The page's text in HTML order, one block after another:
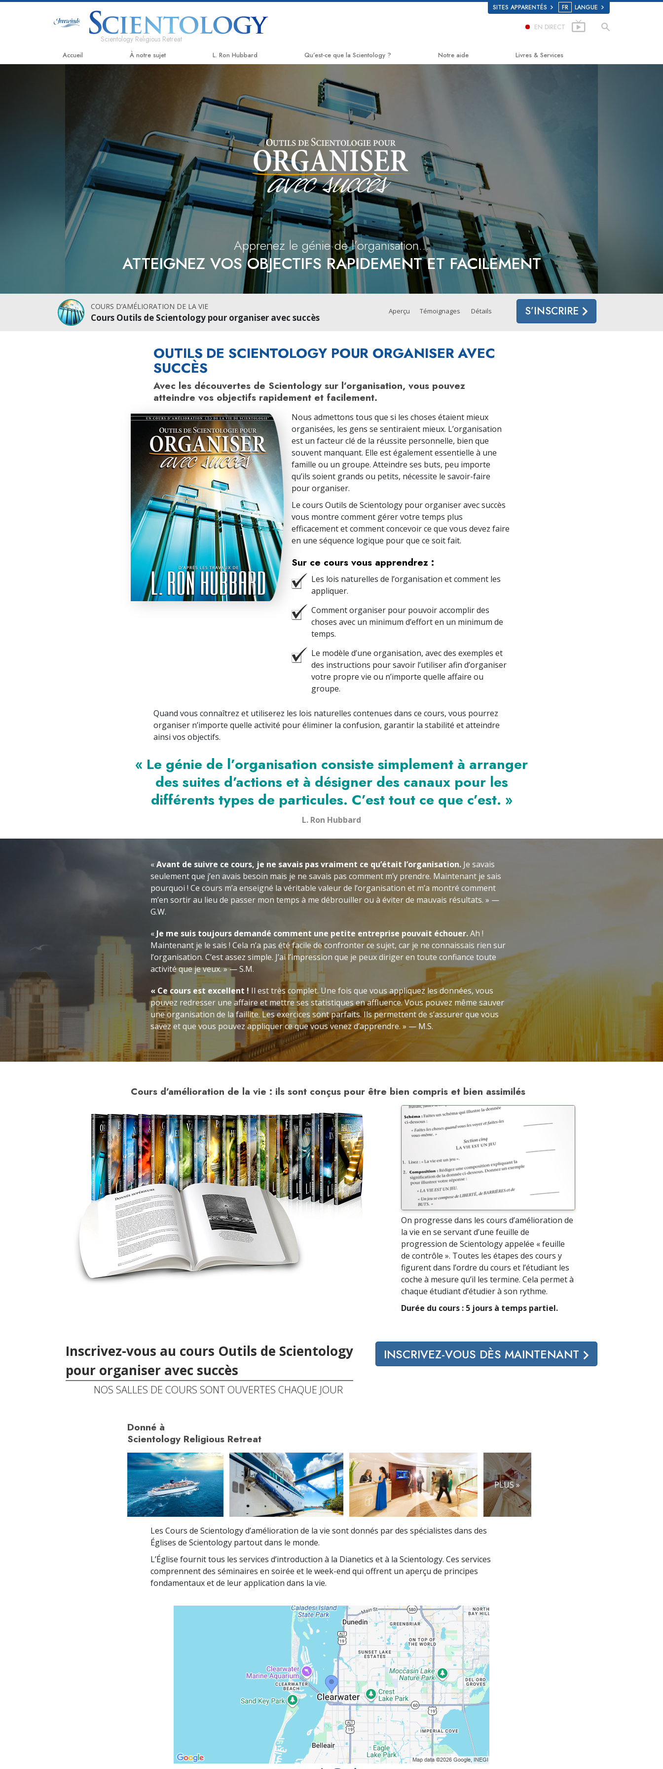
SITES APPARENTÉS FR LANGUE
Scientology Religious Retreat
EN DIRECT
Accueil À notre sujet L. Ron Hubbard Qu’est-ce que la Scientology ?
Croyances et pratiques
Credos et Codes de Scientologie
Les scientologues et la Scientologie
Rencontrez un scientologue
À l’intérieur d’une église
Les principes de base de la
Scientologie
La Dianétique : Une introduction
Amour et haine –
Qu’est-ce que la grandeur ?
Notre aide
La vérité sur la drogue
Tous unis pour les droits de l’Homme
La Commission des Citoyens pour les
Droits de l’Homme
Les ministres volontaires de Scientology
Livres & Services
Services pour débutants
Apprenez le génie de l’organisation...
ATTEIGNEZ VOS OBJECTIFS RAPIDEMENT ET FACILEMENT
COURS D’AMÉLIORATION DE LA VIE
Cours Outils de Scientology pour organiser avec succès
Aperçu Témoignages Détails S’INSCRIRE
OUTILS DE SCIENTOLOGY POUR ORGANISER AVEC
SUCCÈS
Avec les découvertes de Scientology sur l’organisation, vous pouvez
atteindre vos objectifs rapidement et facilement.
Nous admettons tous que si les choses étaient mieux
organisées, les gens se sentiraient mieux. L’organisation
est un facteur clé de la réussite personnelle, bien que
souvent manquant. Elle est également essentielle à une
famille ou un groupe. Atteindre ses buts, peu importe
qu’ils soient grands ou petits, nécessite le savoir-faire
pour organiser.
Le cours Outils de Scientology pour organiser avec succès
vous montre comment gérer votre temps plus
efficacement et comment concevoir ce que vous devez faire
en une séquence logique pour que ce soit fait.
Sur ce cours vous apprendrez :
Les lois naturelles de l’organisation et comment les
appliquer.
Comment organiser pour pouvoir accomplir des
choses avec un minimum d’effort en un minimum de
temps.
Le modèle d’une organisation, avec des exemples et
des instructions pour savoir l’utiliser afin d’organiser
votre propre vie ou n’importe quelle affaire ou
groupe.
Quand vous connaîtrez et utiliserez les lois naturelles contenues dans ce cours, vous pourrez
organiser n’importe quelle activité pour éliminer la confusion, garantir la stabilité et atteindre
ainsi vos objectifs.
« Le génie de l’organisation consiste simplement à arranger
des suites d’actions et à désigner des canaux pour les
différents types de particules. C’est tout ce que c’est. »
L. Ron Hubbard
«Avant de suivre ce cours, je ne savais pas vraiment ce qu’était l’organisation. Je savais
seulement que j’en avais besoin mais je ne savais pas comment m’y prendre. Maintenant je sais
pourquoi ! Ce cours m’a enseigné la véritable valeur de l’organisation et m’a montré comment
m’en sortir au lieu de passer mon temps à me débrouiller ou à éviter de mauvais résultats. » —
G.W.
« Je me suis toujours demandé comment une petite entreprise pouvait échouer.Ah !
Maintenant je le sais ! Cela n’a pas été facile de confronter ce sujet, car je ne connaissais rien sur
l’organisation. C’est assez simple. J’ai l’impression que je peux diriger en toute confiance toute
activité que je veux. » — S.M.
« Ce cours est excellent ! Il est très complet. Une fois que vous appliquez les données, vous
pouvez redresser une affaire et mettre ses statistiques en affluence. Vous pouvez même sauver
une organisation de la faillite. Les exercices sont parfaits. Ils permettent de s’assurer que vous
savez et que vous pouvez appliquer ce que vous venez d’apprendre. » — M.S.
Cours d’amélioration de la vie : ils sont conçus pour être bien compris et bien assimilés
On progresse dans les cours d’amélioration de
la vie en se servant d’une feuille de
progression de Scientology appelée « feuille
de contrôle ». Toutes les étapes des cours y
figurent dans l’ordre du cours et l’étudiant les
coche à mesure qu’il les termine. Cela permet à
chaque étudiant d’étudier à son rythme.
Durée du cours : 5 jours à temps partiel.
Inscrivez-vous au cours Outils de Scientology
pour organiser avec succès
NOS SALLES DE COURS SONT OUVERTES CHAQUE JOUR
INSCRIVEZ-VOUS DÈS MAINTENANT
Donné à
Scientology Religious Retreat
PLUS »
Les Cours de Scientology d’amélioration de la vie sont donnés par des spécialistes dans des
Églises de Scientology partout dans le monde.
L’Église fournit tous les services d’introduction à la Dianetics et à la Scientology. Ces services
comprennent des séminaires en soirée et le week-end qui offrent un aperçu de principes
fondamentaux et de leur application dans la vie.